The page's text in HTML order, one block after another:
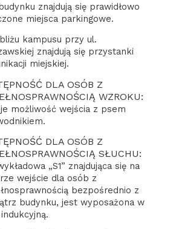
znajdują się prawidłowo
miejsca parkingowe.
kampusu przy ul.
znajdują się przystanki
miejskiej.
DLA OSÓB Z
WZROKU:
możliwość wejścia z psem
DLA OSÓB Z
SŁUCHU:
„S1” znajdująca się na
wejście dla osób z
bezpośrednio z
budynku, jest wyposażona w